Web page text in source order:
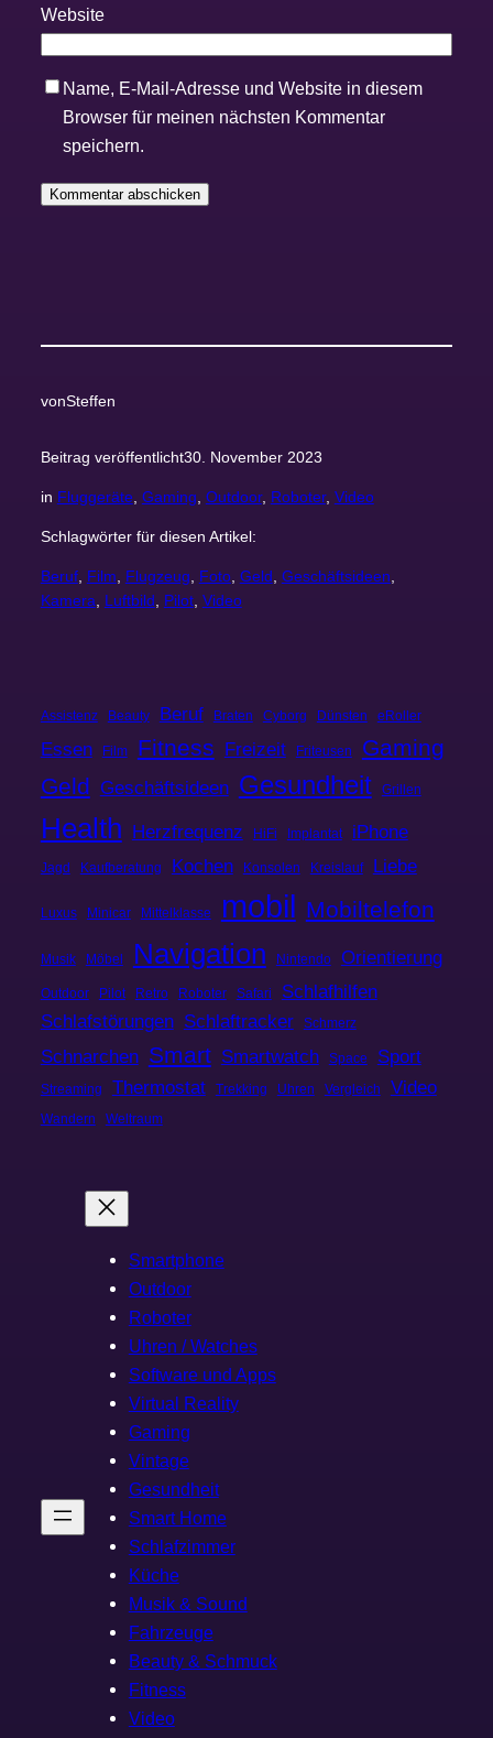
Website
Name, E-Mail-Adresse und Website in diesem
Browser für meinen nächsten Kommentar
speichern.
vonSteffen
Beitrag veröffentlicht30. November 2023
in Fluggeräte Gaming Outdoor, Roboter, Video
Schlagwörter für diesen Artikel:
Beruf, Film, Flugzeug, Foto, Geld, Geschäftsideen
Kamera, Luftbild, Pilot, Video
Assistenz Beauty Beruf Braten Cyborg Dünsten eRoller
Essen Film Fitness Freizeit Friteusen
Gaming
Geld Geschäftsideen Gesundheit Grillen
Health Herzfrequenz HiFi Implantat iPhone
Jagd Kaufberatung Kochen Konsolen Kreislauf Liebe
Luxus Minicar Mittelklasse mobil Mobiltelefon
Musik Möbel Navigation Nintendo Orientierung
Outdoor Pilot Retro Roboter Safari
Schlafhilfen
Schlafstörungen Schlaftracker Schmerz
Schnarchen Smart Smartwatch Space Sport
Streaming Thermostat Trekking Uhren Vergleich Video
Wandern Weltraum
Smartphone
Outdoor
Roboter
Uhren / Watches
Software und Apps
Virtual Reality
Gaming
Vintage
Gesundheit
Smart Home
Schlafzimmer
Küche
Musik & Sound
Fahrzeuge
Beauty & Schmuck
Fitness
Video